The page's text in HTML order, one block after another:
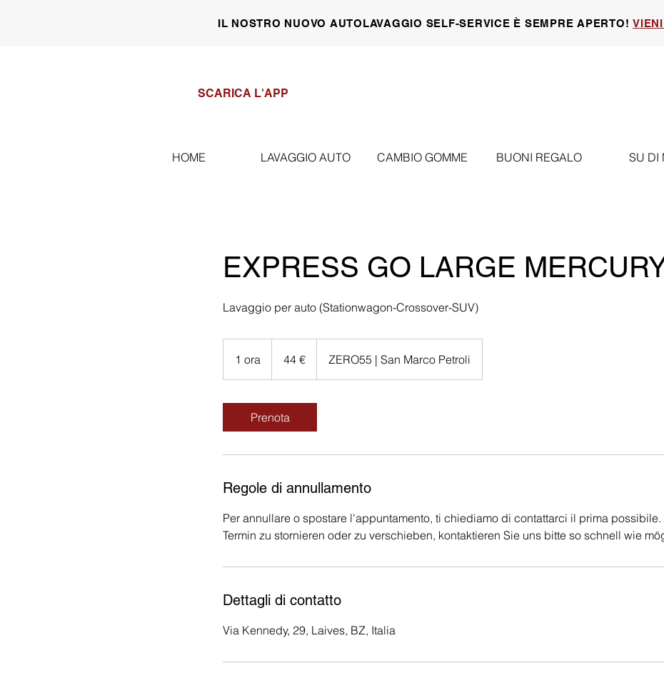
IL NOSTRO NUOVO AUTOLAVAGGIO SELF-SERVICE È SEMPRE APERTO!
HOME LAVAGGIO AUTO CAMBIO GOMME BUONI REGALO SU DI
EXPRESS GO LARGE
Lavaggio per auto (Stationwagon-Crossover-SUV)
1 ora
o
44 € ZERO55 | San Marco Petroli
Prenota
Regole di annullamento
Per annullare o spostare l'appuntamento, ti chiediamo di contattarci il prima possibile.
Termin zu stornieren oder zu verschieben, kontaktieren Sie uns bitte so schnell wie
Dettagli di contatto
Via Kennedy, 29, Laives, BZ, Italia
SCARICA L'APP